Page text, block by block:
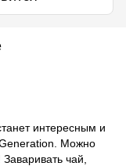
интересным и
Можно
чай,